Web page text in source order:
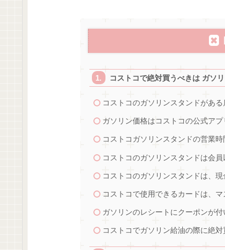
コストコで絶対買うべきは ガソ
コストコのガソリンスタンドがあ
ガソリン価格はコストコの公式ア
コストコガソリンスタンドの営業時
コストコのガソリンスタンドは会
コストコのガソリンスタンドは、
コストコで使用できるカードは、
ガソリンのレシートにクーポンが
コストコでガソリン給油の際に絶